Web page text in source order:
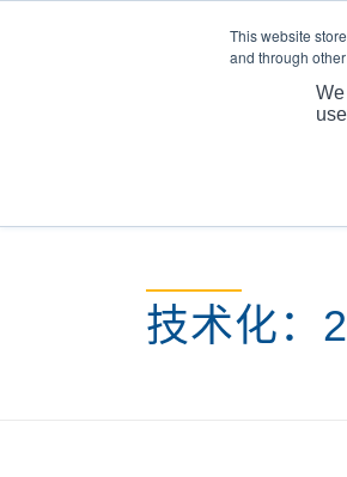
This website
and through
技术化：